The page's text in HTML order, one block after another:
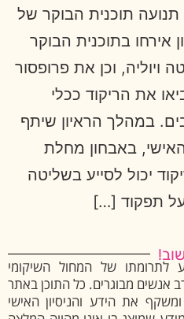
תנועה תוכנית הבוקר של
אירחו בתוכנית הבוקר
ויוליה, וכן את פרופסור
את הריקוד ככלי
במהלך הראיון שיתף
האישי, באבחון מחלת
יכול לסייע בשליטה
תפקוד […]
לתרומתו של המחול השיקומי
אנשים מבוגרים. כל התוכן באתר
את הידע והניסיון האישי